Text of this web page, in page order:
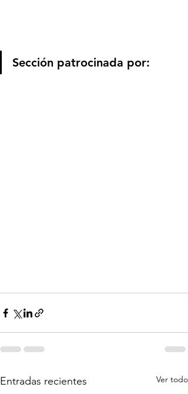
Sección patrocinada por:
Entradas recientes Ver todo